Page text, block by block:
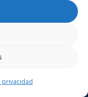
privacidad